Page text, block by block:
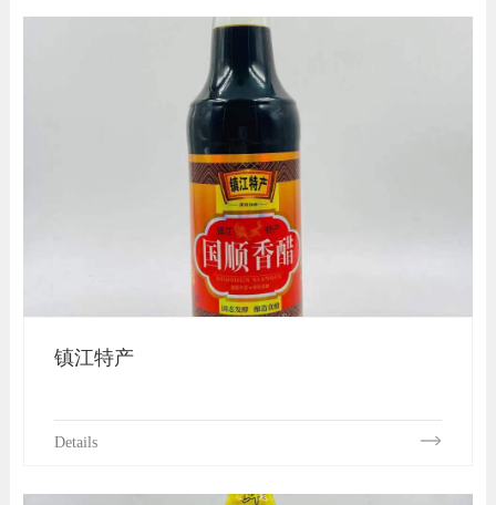
镇江特产
Details